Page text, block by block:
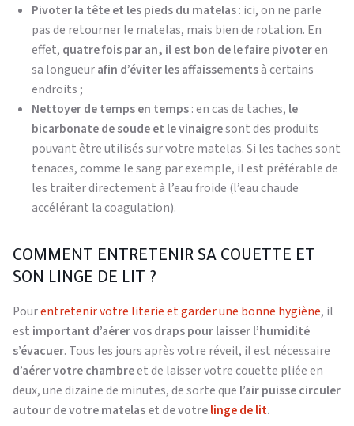
Pivoter la tête et les pieds du matelas: ici, on ne parle
pas de retourner le matelas, mais bien de rotation. En
effet, quatre fois par an, il est bon de le faire pivoteren
sa longueurafin d’éviter les affaissementsà certains
endroits ;
Nettoyer de temps en temps: en cas de taches, le
bicarbonate de soude et le vinaigresont des produits
pouvant être utilisés sur votre matelas. Si les taches sont
tenaces, comme le sang par exemple, il est préférable de
les traiter directement à l’eau froide (l’eau chaude
accélérant la coagulation).
COMMENT ENTRETENIR SA COUETTE ET
SON LINGE DE LIT ?
Pourentretenir votre literie et garder une bonne hygiène, il
est important d’aérer vos draps pour laisser l’humidité
s’évacuer. Tous les jours après votre réveil, il est nécessaire
d’aérer votre chambreet de laisser votre couette pliée en
deux, une dizaine de minutes, de sorte que l’air puisse circuler
autour de votre matelas et de votrelinge de lit.